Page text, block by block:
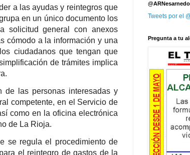
a las ayudas y reintegros que
en un único documento los
solicitud general con anexos
cómodo a la información y una
ciudadanos que tengan que
de trámites implica
de las personas interesadas y
competente, en el Servicio de
como en la oficina electrónica
de La Rioja.
se regula el procedimiento de
el reintegro de gastos de la
@ARNesarnedo
Tweets por el
Pregunta a tu